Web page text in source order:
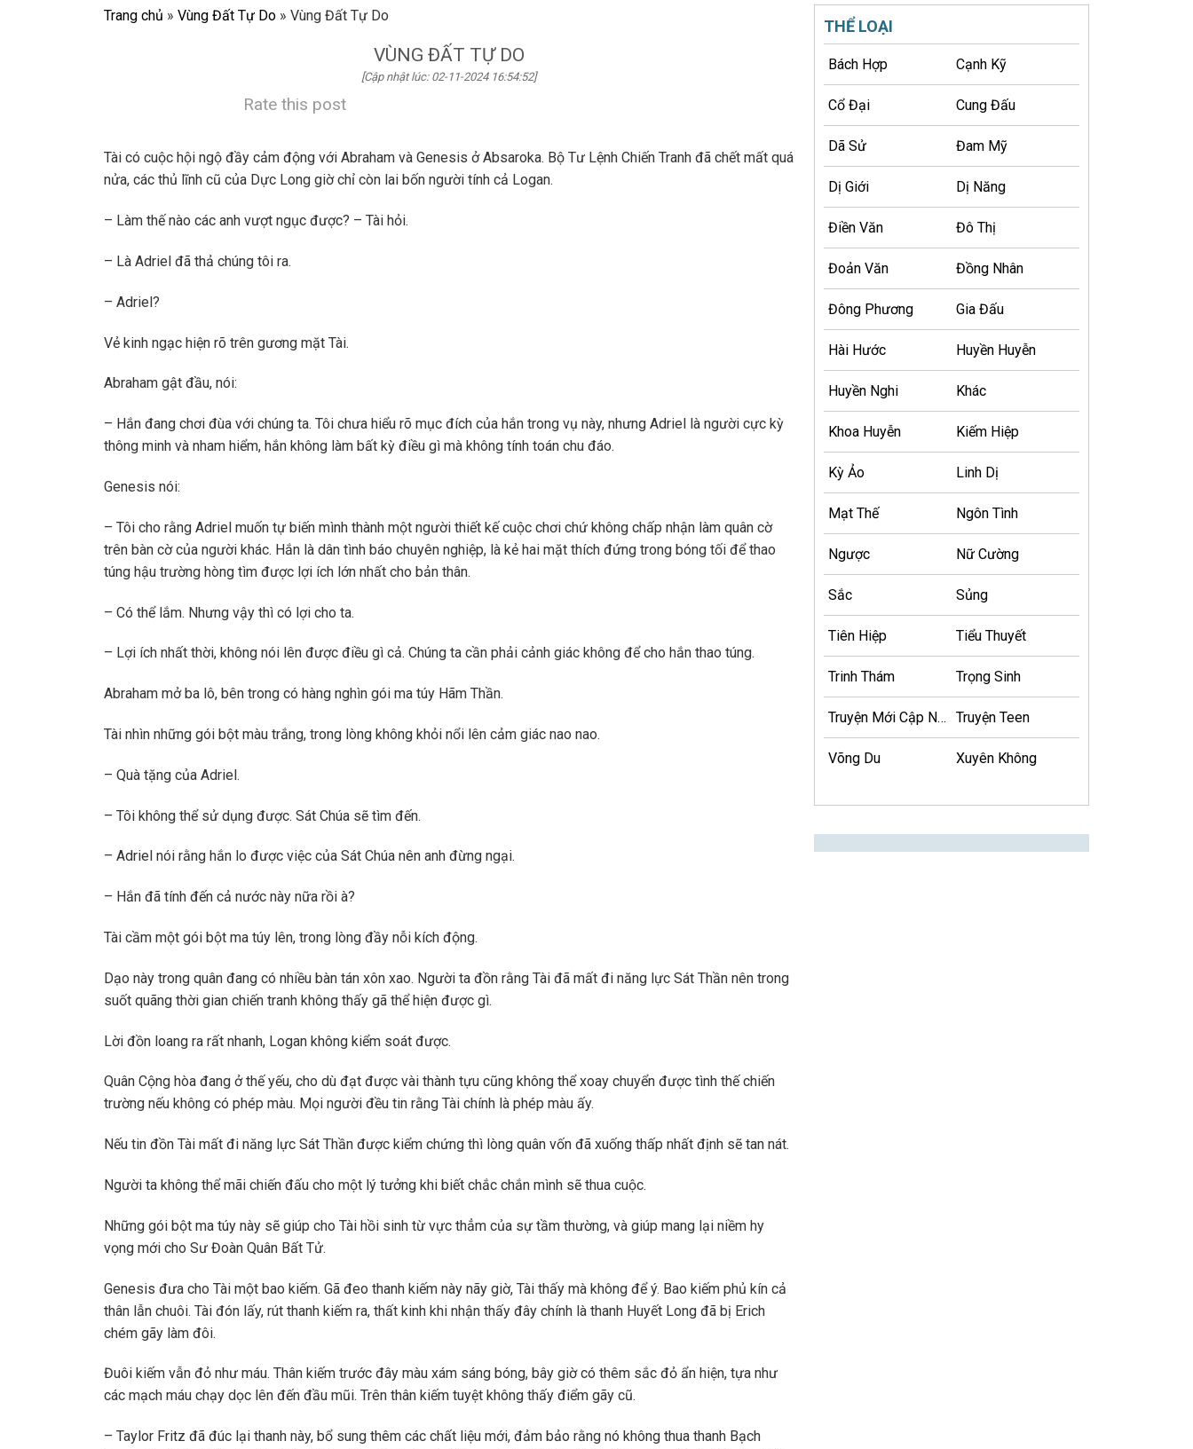
Trang chủ » Vùng Đất Tự Do » Vùng Đất Tự Do
VÙNG ĐẤT TỰ DO
[Cập nhật lúc: 02-11-2024 16:54:52]
Rate this post
Tài có cuộc hội ngộ đầy cảm động với Abraham và Genesis ở Absaroka. Bộ Tư Lệnh Chiến Tranh đã chết mất quá
nửa, các thủ lĩnh cũ của Dực Long giờ chỉ còn lai bốn người tính cả Logan.
– Làm thế nào các anh vượt ngục được? – Tài hỏi.
– Là Adriel đã thả chúng tôi ra.
– Adriel?
Vẻ kinh ngạc hiện rõ trên gương mặt Tài.
Abraham gật đầu, nói:
– Hắn đang chơi đùa với chúng ta. Tôi chưa hiểu rõ mục đích của hắn trong vụ này, nhưng Adriel là người cực kỳ
thông minh và nham hiểm, hắn không làm bất kỳ điều gì mà không tính toán chu đáo.
Genesis nói:
– Tôi cho rằng Adriel muốn tự biến mình thành một người thiết kế cuộc chơi chứ không chấp nhận làm quân cờ
trên bàn cờ của người khác. Hắn là dân tình báo chuyên nghiệp, là kẻ hai mặt thích đứng trong bóng tối để thao
túng hậu trường hòng tìm được lợi ích lớn nhất cho bản thân.
– Có thể lắm. Nhưng vậy thì có lợi cho ta.
– Lợi ích nhất thời, không nói lên được điều gì cả. Chúng ta cần phải cảnh giác không để cho hắn thao túng.
Abraham mở ba lô, bên trong có hàng nghìn gói ma túy Hãm Thần.
Tài nhìn những gói bột màu trắng, trong lòng không khỏi nổi lên cảm giác nao nao.
– Quà tặng của Adriel.
– Tôi không thể sử dụng được. Sát Chúa sẽ tìm đến.
– Adriel nói rằng hắn lo được việc của Sát Chúa nên anh đừng ngại.
– Hắn đã tính đến cả nước này nữa rồi à?
Tài cầm một gói bột ma túy lên, trong lòng đầy nỗi kích động.
Dạo này trong quân đang có nhiều bàn tán xôn xao. Người ta đồn rằng Tài đã mất đi năng lực Sát Thần nên trong
suốt quãng thời gian chiến tranh không thấy gã thể hiện được gì.
Lời đồn loang ra rất nhanh, Logan không kiểm soát được.
Quân Cộng hòa đang ở thế yếu, cho dù đạt được vài thành tựu cũng không thể xoay chuyển được tình thế chiến
trường nếu không có phép màu. Mọi người đều tin rằng Tài chính là phép màu ấy.
Nếu tin đồn Tài mất đi năng lực Sát Thần được kiểm chứng thì lòng quân vốn đã xuống thấp nhất định sẽ tan nát.
Người ta không thể mãi chiến đấu cho một lý tưởng khi biết chắc chắn mình sẽ thua cuộc.
Những gói bột ma túy này sẽ giúp cho Tài hồi sinh từ vực thẳm của sự tầm thường, và giúp mang lại niềm hy
vọng mới cho Sư Đoàn Quân Bất Tử.
Genesis đưa cho Tài một bao kiếm. Gã đeo thanh kiếm này nãy giờ, Tài thấy mà không để ý. Bao kiếm phủ kín cả
thân lẫn chuôi. Tài đón lấy, rút thanh kiếm ra, thất kinh khi nhận thấy đây chính là thanh Huyết Long đã bị Erich
chém gãy làm đôi.
Đuôi kiếm vẫn đỏ như máu. Thân kiếm trước đây màu xám sáng bóng, bây giờ có thêm sắc đỏ ẩn hiện, tựa như
các mạch máu chạy dọc lên đến đầu mũi. Trên thân kiếm tuyệt không thấy điểm gãy cũ.
– Taylor Fritz đã đúc lại thanh này, bổ sung thêm các chất liệu mới, đảm bảo rằng nó không thua thanh Bạch
THỂ LOẠI
Bách Hợp Cạnh Kỹ
Cổ Đại Cung Đấu
Dã Sử Đam Mỹ
Dị Giới Dị Năng
Điền Văn Đô Thị
Đoản Văn Đồng Nhân
Đông Phương Gia Đấu
Hài Hước Huyền Huyễn
Huyền Nghi Khác
Khoa Huyễn Kiếm Hiệp
Kỳ Ảo Linh Dị
Mạt Thế Ngôn Tình
Ngược Nữ Cường
Sắc Sủng
Tiên Hiệp Tiểu Thuyết
Trinh Thám Trọng Sinh
Truyện Mới Cập Nhật Truyện Teen
Võng Du Xuyên Không